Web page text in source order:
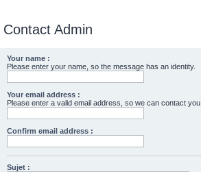
Contact Admin
Your name :
Please enter your name, so the message has an identity.
Your email address :
Please enter a valid email address, so we can contact you.
Confirm email address :
Sujet :